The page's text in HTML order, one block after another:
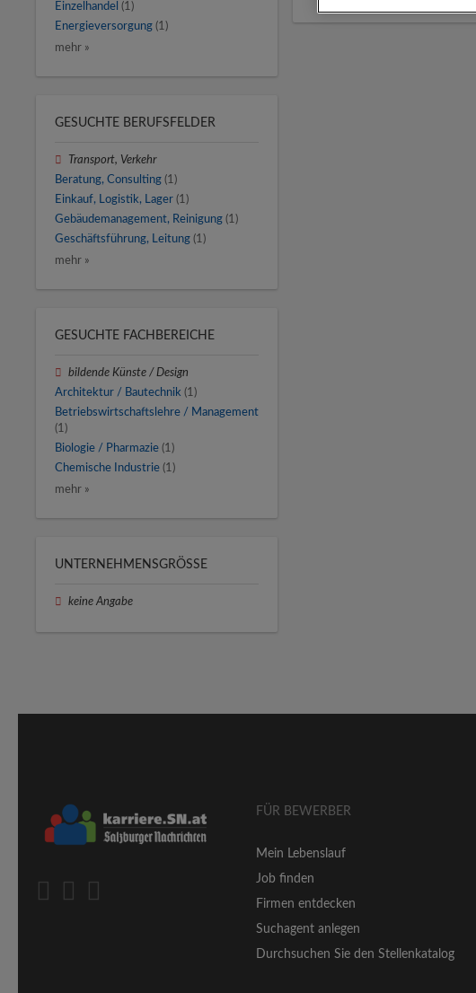
Einzelhandel (1)
Energieversorgung (1)
mehr »
GESUCHTE BERUFSFELDER
Transport, Verkehr
Beratung, Consulting (1)
Einkauf, Logistik, Lager (1)
Gebäudemanagement, Reinigung (1)
Geschäftsführung, Leitung (1)
mehr »
GESUCHTE FACHBEREICHE
bildende Künste / Design
Architektur / Bautechnik (1)
Betriebswirtschaftslehre / Management
(1)
Biologie / Pharmazie (1)
Chemische Industrie (1)
mehr »
UNTERNEHMENSGRÖSSE
keine Angabe
FÜR BEWERBER
Mein Lebenslauf
Job finden
Firmen entdecken
Suchagent anlegen
Durchsuchen Sie den Stellenkatalog